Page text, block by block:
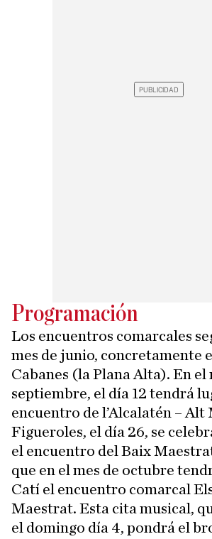
Programación
Los encuentros comarcales
mes de junio, concretamente
Cabanes (la Plana Alta). En el
septiembre, el día 12 tendrá
encuentro de l’Alcalatén – Alt
Figueroles, el día 26, se
el encuentro del Baix
que en el mes de octubre
Catí el encuentro comarcal
Maestrat. Esta cita musical,
el domingo día 4, pondrá el